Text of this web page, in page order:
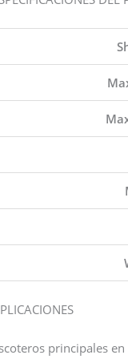
principales